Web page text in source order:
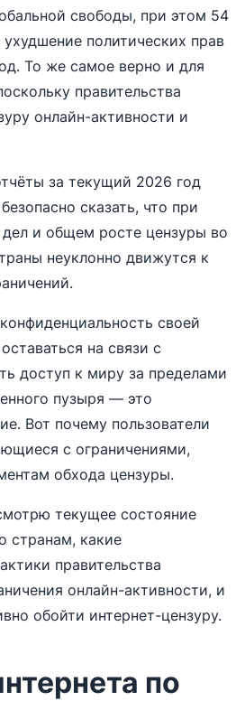
свободы, при этом 54
политических прав
То же самое верно и для
правительства
онлайн-активности и
за текущий 2026 год
сказать, что при
и общем росте цензуры во
неуклонно движутся к
своей
на связи с
доступ к миру за пределами
пузыря — это
Вот почему пользователи
с ограничениями,
обхода цензуры.
текущее состояние
странам, какие
правительства
онлайн-активности, и
обойти интернет-цензуру.
по